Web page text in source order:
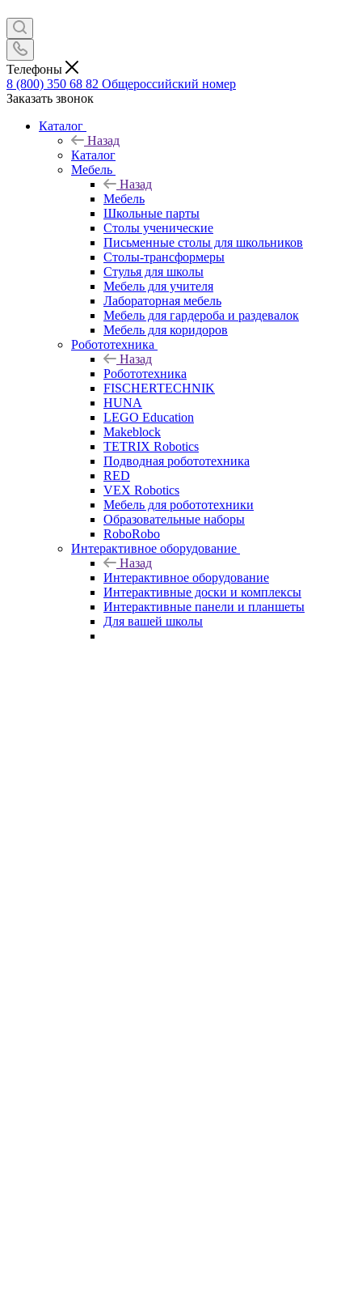
Телефоны
8 (800) 350 68 82 Общероссийский номер
Заказать звонок
Каталог
Назад
Каталог
Мебель
Назад
Мебель
Школьные парты
Столы ученические
Письменные столы для школьников
Столы-трансформеры
Стулья для школы
Мебель для учителя
Лабораторная мебель
Мебель для гардероба и раздевалок
Мебель для коридоров
Робототехника
Назад
Робототехника
FISCHERTECHNIK
HUNA
LEGO Education
Makeblock
TETRIX Robotics
Подводная робототехника
RED
VEX Robotics
Мебель для робототехники
Образовательные наборы
RoboRobo
Интерактивное оборудование
Назад
Интерактивное оборудование
Интерактивные доски и комплексы
Интерактивные панели и планшеты
Для вашей школы